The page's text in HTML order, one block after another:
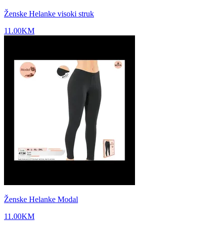
Ženske Helanke visoki struk
11.00KM
Ženske Helanke Modal
11.00KM